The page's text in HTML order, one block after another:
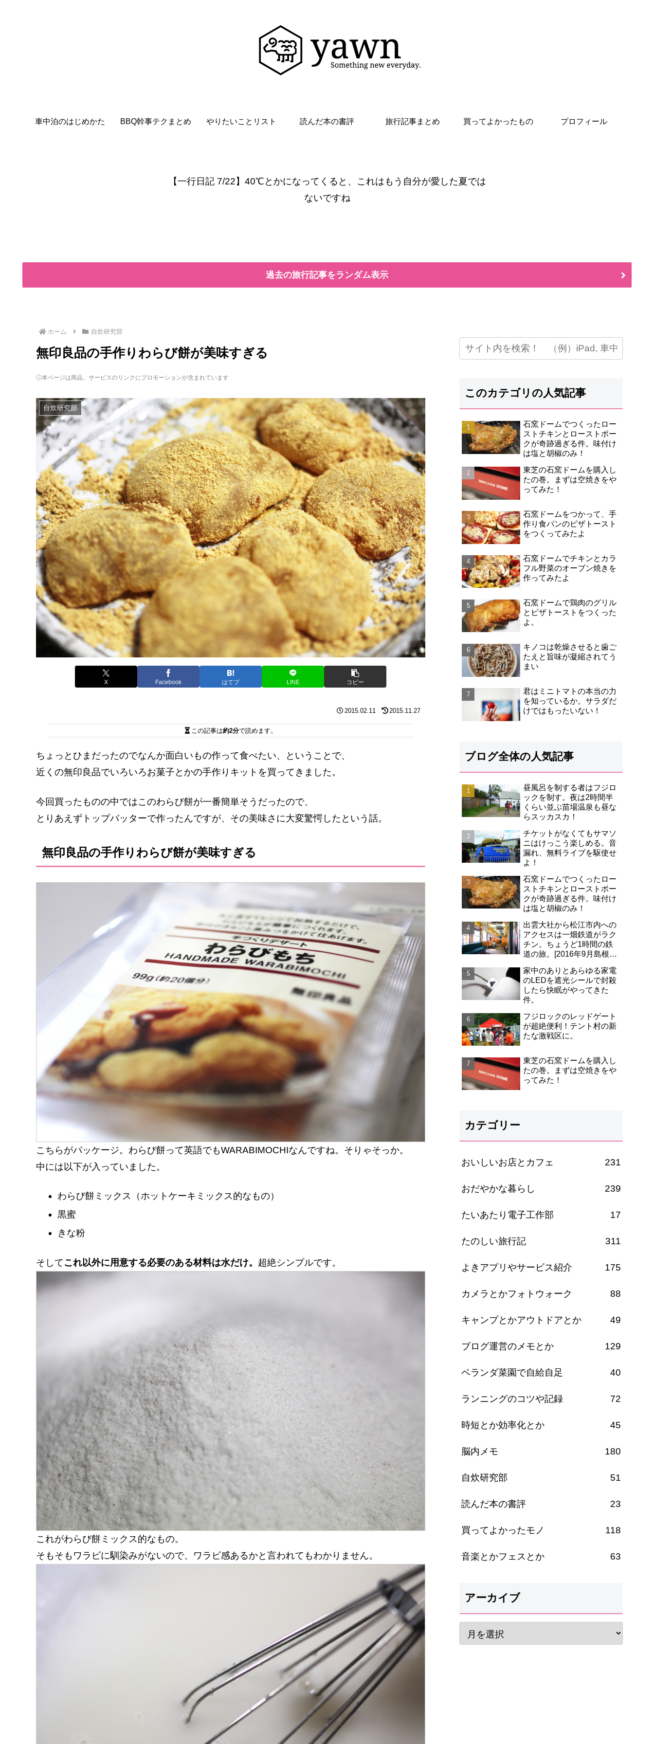
車中泊のはじめかた BBQ幹事テクまとめ やりたいことリスト 読んだ本の書評 旅行記事まとめ 買ってよかったもの プロフィール
【一行日記 7/22】40℃とかになってくると、これはもう自分が愛した夏では
ないですね
過去の旅行記事をランダム表示
ホーム 自炊研究部
無印良品の手作りわらび餅が美味すぎる
ⓘ本ページは商品、サービスのリンクにプロモーションが含まれています
自炊研究部
X Facebook はてブ LINE コピー
2015.02.11 2015.11.27
この記事は約2分で読めます。
ちょっとひまだったのでなんか面白いもの作って食べたい、ということで、
近くの無印良品でいろいろお菓子とかの手作りキットを買ってきました。
今回買ったものの中ではこのわらび餅が一番簡単そうだったので、
とりあえずトップバッターで作ったんですが、その美味さに大変驚愕したという話。
無印良品の手作りわらび餅が美味すぎる
こちらがパッケージ。わらび餅って英語でもWARABIMOCHIなんですね。そりゃそっか。
中には以下が入っていました。
わらび餅ミックス（ホットケーキミックス的なもの）
黒蜜
きな粉
そしてこれ以外に用意する必要のある材料は水だけ。 超絶シンプルです。
これがわらび餅ミックス的なもの。
そもそもワラビに馴染みがないので、ワラビ感あるかと言われてもわかりません。
このカテゴリの人気記事
石窯ドームでつくったロー
ストチキンとローストポー
クが奇跡過ぎる件。味付け
は塩と胡椒のみ！
東芝の石窯ドームを購入し
たの巻。まずは空焼きをや
ってみた！
石窯ドームをつかって、手
作り食パンのピザトースト
をつくってみたよ
石窯ドームでチキンとカラ
フル野菜のオーブン焼きを
作ってみたよ
石窯ドームで鶏肉のグリル
とピザトーストをつくった
よ。
キノコは乾燥させると歯ご
たえと旨味が凝縮されてう
まい
君はミニトマトの本当の力
を知っているか。サラダだ
けではもったいない！
ブログ全体の人気記事
昼風呂を制する者はフジロ
ックを制す。夜は2時間半
くらい並ぶ苗場温泉も昼な
らスッカスカ！
チケットがなくてもサマソ
ニはけっこう楽しめる。音
漏れ、無料ライブを駆使せ
よ！
石窯ドームでつくったロー
ストチキンとローストポー
クが奇跡過ぎる件。味付け
は塩と胡椒のみ！
出雲大社から松江市内への
アクセスは一畑鉄道がラク
チン。ちょうど1時間の鉄
道の旅。[2016年9月島根旅
家中のありとあらゆる家電
のLEDを遮光シールで封殺
したら快眠がやってきた
件。
フジロックのレッドゲート
が超絶便利！テント村の新
たな激戦区に。
東芝の石窯ドームを購入し
たの巻。まずは空焼きをや
ってみた！
カテゴリー
おいしいお店とカフェ 231
おだやかな暮らし 239
たいあたり電子工作部 17
たのしい旅行記 311
よきアプリやサービス紹介 175
カメラとかフォトウォーク 88
キャンプとかアウトドアとか 49
ブログ運営のメモとか 129
ベランダ菜園で自給自足 40
ランニングのコツや記録 72
時短とか効率化とか 45
脳内メモ 180
自炊研究部 51
読んだ本の書評 23
買ってよかったモノ 118
音楽とかフェスとか 63
アーカイブ